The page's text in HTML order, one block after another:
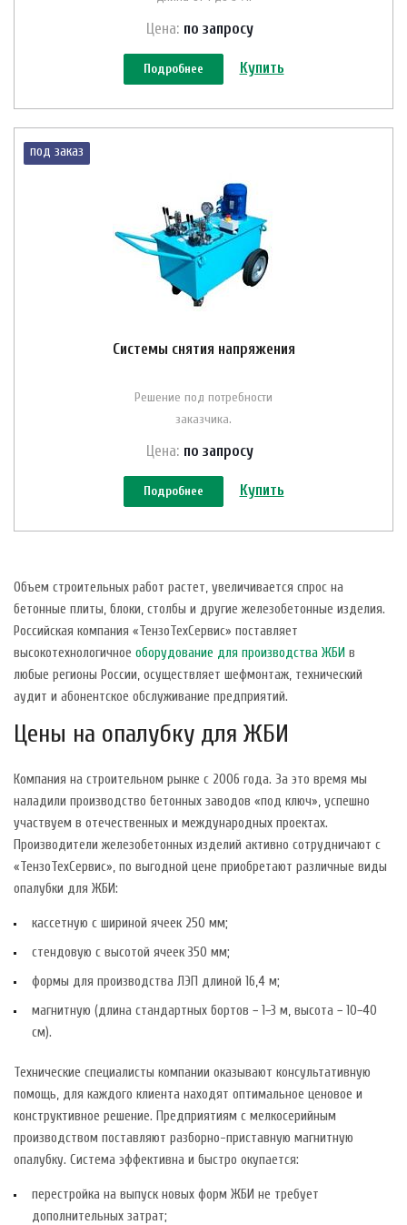
Цена: по запросу
Подробнее Купить
под заказ
Системы снятия напряжения
Решение под потребности
заказчика.
Цена: по запросу
Подробнее Купить
Объем строительных работ растет, увеличивается спрос на
бетонные плиты, блоки, столбы и другие железобетонные изделия.
Российская компания «ТензоТехСервис» поставляет
высокотехнологичное оборудование для производства ЖБИ в
любые регионы России, осуществляет шефмонтаж, технический
аудит и абонентское обслуживание предприятий.
Цены на опалубку для ЖБИ
Компания на строительном рынке с 2006 года. За это время мы
наладили производство бетонных заводов «под ключ», успешно
участвуем в отечественных и международных проектах.
Производители железобетонных изделий активно сотрудничают с
«ТензоТехСервис», по выгодной цене приобретают различные виды
опалубки для ЖБИ:
кассетную с шириной ячеек 250 мм;
стендовую с высотой ячеек 350 мм;
формы для производства ЛЭП длиной 16,4 м;
магнитную (длина стандартных бортов − 1−3 м, высота − 10−40
см).
Технические специалисты компании оказывают консультативную
помощь, для каждого клиента находят оптимальное ценовое и
конструктивное решение. Предприятиям с мелкосерийным
производством поставляют разборно-приставную магнитную
опалубку. Система эффективна и быстро окупается:
перестройка на выпуск новых форм ЖБИ не требует
дополнительных затрат;